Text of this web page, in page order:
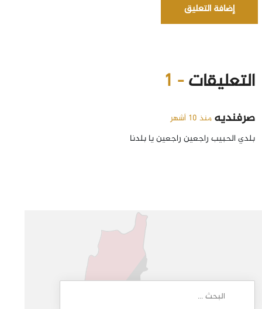
إضافة التعليق
التعليقات- 1
صرفنديه منذ 10 أشهر
بلدي الحبيب راجعين راجعين يا بلدنا